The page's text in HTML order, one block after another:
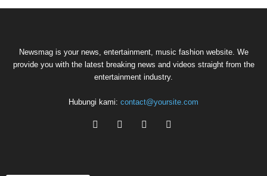
Newsmag is your news, entertainment, music fashion website. We
provide you with the latest breaking news and videos straight from the
entertainment industry.
Hubungi kami: contact@yoursite.com